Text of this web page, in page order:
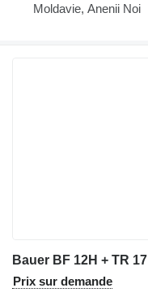
Moldavie, Anenii Noi
Bauer BF 12H + TR 17
Prix sur demande